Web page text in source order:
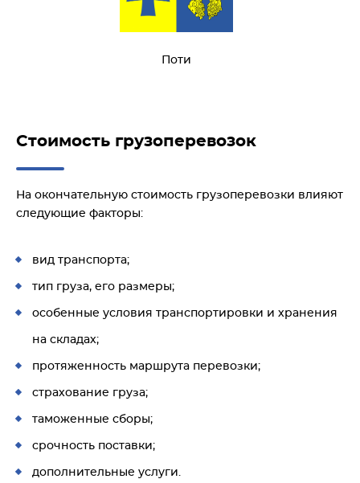
Поти
Стоимость грузоперевозок
На окончательную стоимость грузоперевозки влияют
следующие факторы:
вид транспорта;
тип груза, его размеры;
особенные условия транспортировки и хранения
на складах;
протяженность маршрута перевозки;
страхование груза;
таможенные сборы;
срочность поставки;
дополнительные услуги.